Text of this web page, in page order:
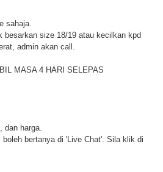
sahaja.
besarkan size 18/19 atau kecilkan kpd
admin akan call.
MASA 4 HARI SELEPAS
harga.
bertanya di 'Live Chat'. Sila klik di